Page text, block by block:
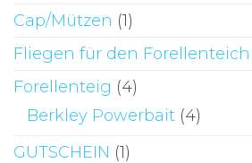
Cap/Mützen (1)
Fliegen für den Forellenteich
Forellenteig (4)
Berkley Powerbait (4)
GUTSCHEIN (1)